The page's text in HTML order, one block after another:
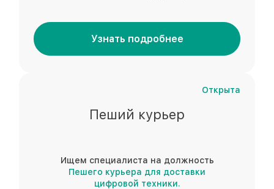
Узнать подробнее
Открыта
Пеший курьер
Ищем специалиста на должность
Пешего курьера для доставки
цифровой техники.